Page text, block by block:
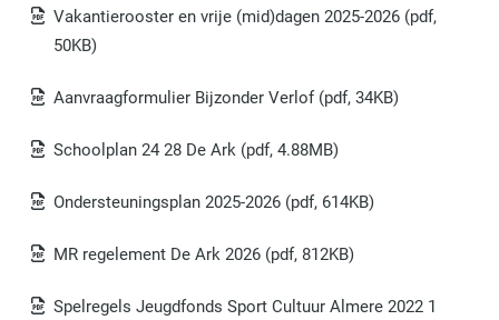
Vakantierooster en vrije (mid)dagen 2025-2026 (pdf,
50KB)
Aanvraagformulier Bijzonder Verlof (pdf, 34KB)
Schoolplan 24 28 De Ark (pdf, 4.88MB)
Ondersteuningsplan 2025-2026 (pdf, 614KB)
MR regelement De Ark 2026 (pdf, 812KB)
Spelregels Jeugdfonds Sport Cultuur Almere 2022 1